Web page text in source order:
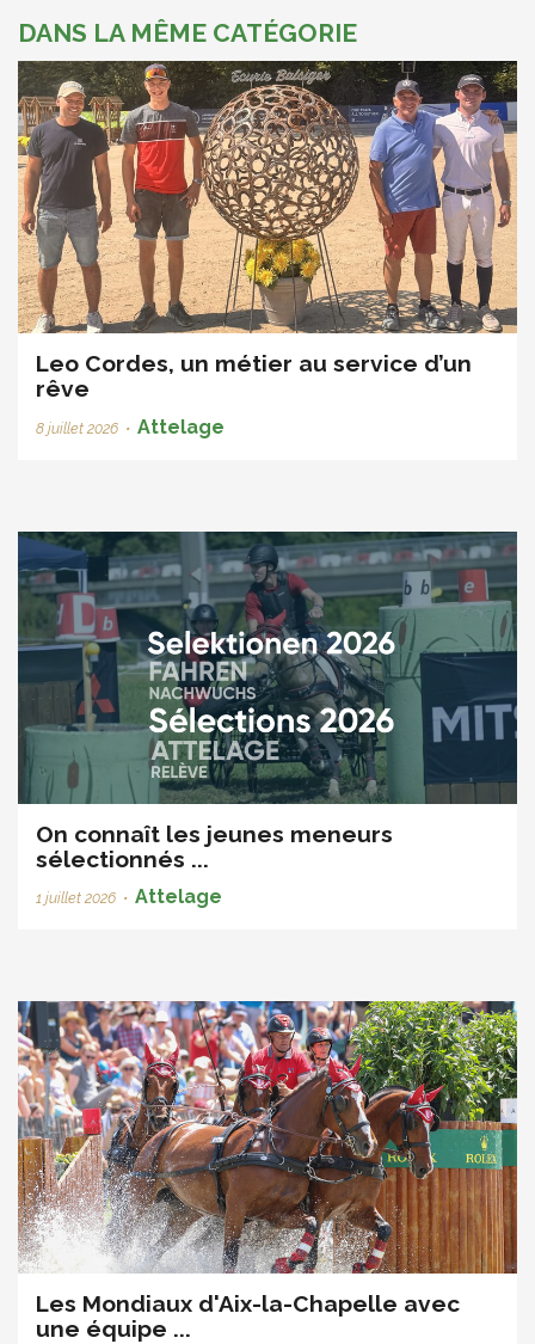
DANS LA MÊME CATÉGORIE
Leo Cordes, un métier au service d’un
rêve
8 juillet 2026 • Attelage
On connaît les jeunes meneurs
sélectionnés ...
1 juillet 2026 • Attelage
Les Mondiaux d'Aix-la-Chapelle avec
une équipe ...